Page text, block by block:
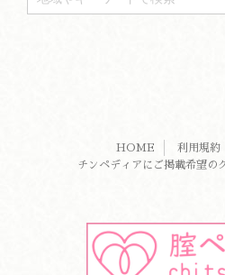
HOME 利用規約
チンペディアにご掲載希望の